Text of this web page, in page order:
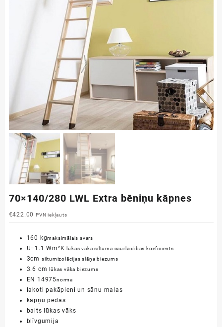
70×140/280 LWL Extra bēniņu kāpnes
€422.00 PVN iekļauts
160 kgmaksimālais svars
U=1.1 Wm²K lūkas vāka siltuma caurlaidības koeficients
3cm siltumizolācijas slāņa biezums
3.6 cm lūkas vāka biezums
EN 14975norma
lakoti pakāpieni un sānu malas
kāpņu pēdas
balts lūkas vāks
blīvgumija